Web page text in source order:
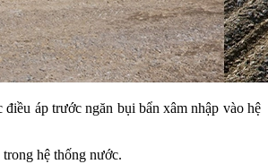
áp trước ngăn bụi bẩn xâm nhập vào hệ
hệ thống nước.